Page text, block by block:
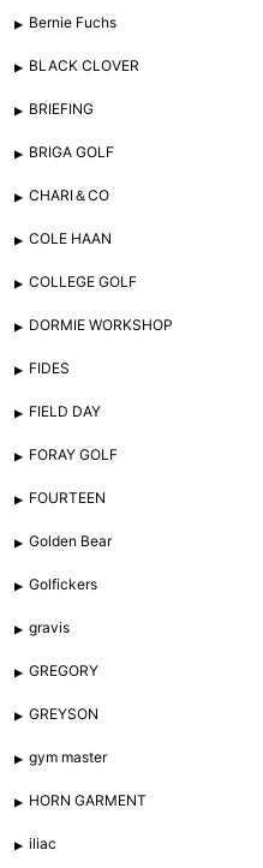
Bernie Fuchs
BLACK CLOVER
BRIEFING
BRIGA GOLF
CHARI＆CO
COLE HAAN
COLLEGE GOLF
DORMIE WORKSHOP
FIDES
FIELD DAY
FORAY GOLF
FOURTEEN
Golden Bear
Golfickers
gravis
GREGORY
GREYSON
gym master
HORN GARMENT
iliac